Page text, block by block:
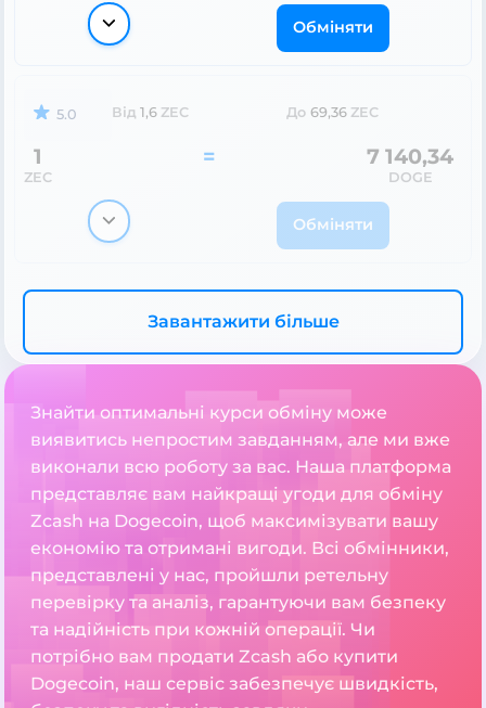
Обміняти
5.0 Від 1,6 ZEC До 69,36 ZEC
1
ZEC
= 7 140,34
DOGE
Обміняти
Завантажити більше
Знайти оптимальні курси обміну може
виявитись непростим завданням, але ми вже
виконали всю роботу за вас. Наша платформа
представляє вам найкращі угоди для обміну
Zcash на Dogecoin, щоб максимізувати вашу
економію та отримані вигоди. Всі обмінники,
представлені у нас, пройшли ретельну
перевірку та аналіз, гарантуючи вам безпеку
та надійність при кожній операції. Чи
потрібно вам продати Zcash або купити
Dogecoin, наш сервіс забезпечує швидкість,